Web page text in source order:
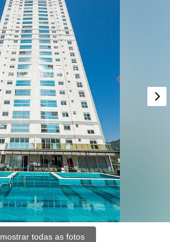
mostrar todas as fotos